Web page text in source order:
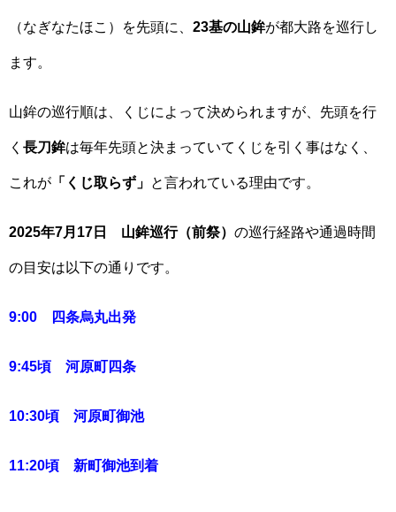
（なぎなたほこ）を先頭に、 23基の山鉾が都大路を巡行し
ます。
山鉾の巡行順は、くじによって決められますが、先頭を行
く 長刀鉾は毎年先頭と決まっていてくじを引く事はなく、
これが 「くじ取らず」 と言われている理由です。
2025年7月17日 山鉾巡行（前祭） の巡行経路や通過時間
の目安は以下の通りです。
9:00 四条烏丸出発
9:45頃 河原町四条
10:30頃 河原町御池
11:20頃 新町御池到着